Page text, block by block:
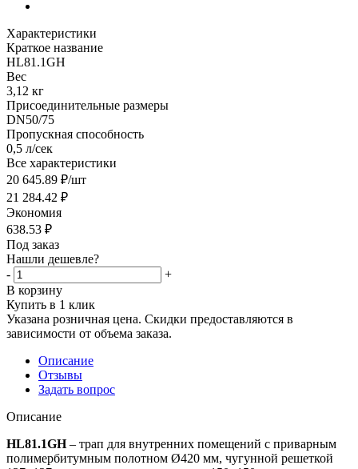
Характеристики
Краткое название
HL81.1GH
Вес
3,12 кг
Присоединительные размеры
DN50/75
Пропускная способность
0,5 л/сек
Все характеристики
20 645.89 ₽/шт
21 284.42 ₽
Экономия
638.53 ₽
Под заказ
Нашли дешевле?
-
+
В корзину
Купить в 1 клик
Указана розничная цена. Скидки предоставляются в
зависимости от объема заказа.
Описание
Отзывы
Задать вопрос
Описание
HL81.1GH– трап для внутренних помещений с приварным
полимербитумным полотном Ø420 мм, чугунной решеткой